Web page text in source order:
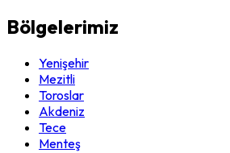
Bölgelerimiz
Yenişehir
Mezitli
Toroslar
Akdeniz
Tece
Menteş